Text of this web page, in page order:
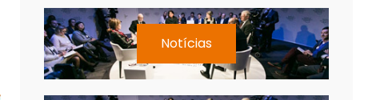
Notícias